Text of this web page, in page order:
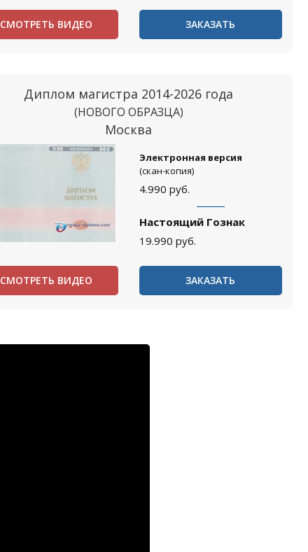
СМОТРЕТЬ ВИДЕО ЗАКАЗАТЬ
Диплом магистра 2014-2026 года
(НОВОГО ОБРАЗЦА)
Москва
Электронная версия
(скан-копия)
4.990 руб.
Настоящий Гознак
19.990 руб.
СМОТРЕТЬ ВИДЕО ЗАКАЗАТЬ